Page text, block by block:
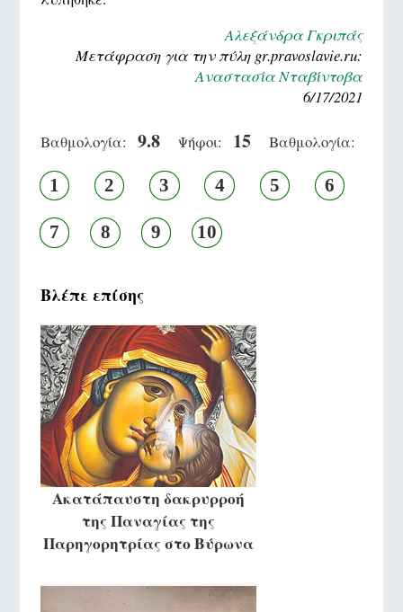
Αλεξάνδρα Γκριπάς
Μετάφραση για την πύλη gr.pravoslavie.ru:
Αναστασία Νταβίντοβα
6/17/2021
Βαθμολογία: 9.8 Ψήφοι: 15 Βαθμολογία:
1 2 3 4 5 6
7 8 9 10
Βλέπε επίσης
Ακατάπαυστη δακρυρροή
της Παναγίας της
Παρηγορητρίας στο Βύρωνα